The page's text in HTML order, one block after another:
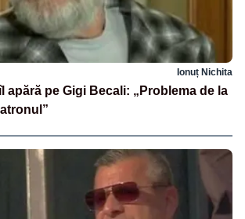
Ionuț Nichita
apără pe Gigi Becali: „Problema de la